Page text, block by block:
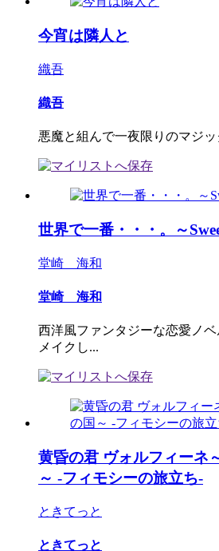
今宵は隣人と
織吾
織吾
悪魔と組んで一夜限りのマジ
世界で一番・・・。～
堂崎 海和
堂崎 海和
西洋風ファンタジーな恋愛ノ
メイクし...
黄昏の君 ヴォルフィーネ
～ -フィモシーの旅立ち-
ときてっと
ときてっと